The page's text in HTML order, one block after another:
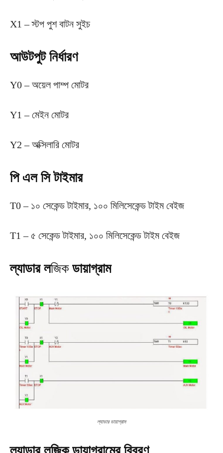
X1 – স্টপ পুশ বাটন সুইচ
আউটপুট নির্ধারণ
Y0 – অয়েল পাম্প মোটর
Y1 – মেইন মোটর
Y2 – অক্সিলারি মোটর
পি এল সি টাইমার
T0 – ১০ সেকেন্ড টাইমার, ১০০ মিলিসেকেন্ড টাইম বেইজ
T1 – ৫ সেকেন্ড টাইমার, ১০০ মিলিসেকেন্ড টাইম বেইজ
ল্যাডার লজিক ডায়াগ্রাম
ল্যাডার ডায়াগ্রাম